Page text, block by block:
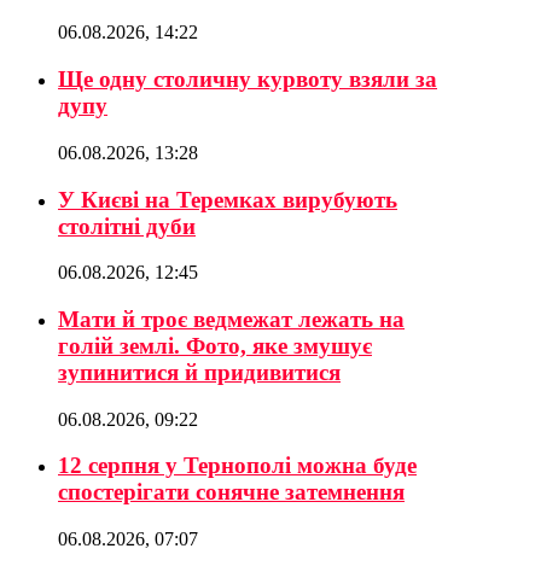
06.08.2026, 14:22
Ще одну столичну курвоту взяли за
дупу
06.08.2026, 13:28
У Києві на Теремках вирубують
столітні дуби
06.08.2026, 12:45
Мати й троє ведмежат лежать на
голій землі. Фото, яке змушує
зупинитися й придивитися
06.08.2026, 09:22
12 серпня у Тернополі можна буде
спостерігати сонячне затемнення
06.08.2026, 07:07